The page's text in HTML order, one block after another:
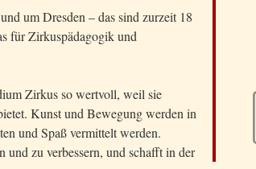
um Dresden – das sind zurzeit 18
für Zirkuspädagogik und
Zirkus so wertvoll, weil sie
Kunst und Bewegung werden in
und Spaß vermittelt werden.
zu verbessern, und schafft in der